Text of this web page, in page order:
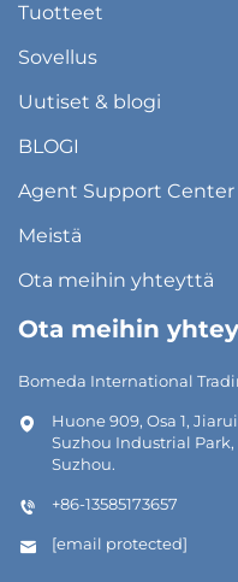
Tuotteet
Sovellus
Uutiset & blogi
BLOGI
Agent Support Center
Meistä
Ota meihin yhteyttä
Ota meihin
Bomeda International
Huone 909, Osa 1,
Suzhou Industrial
Suzhou.
+86-13585173657
[email protected]